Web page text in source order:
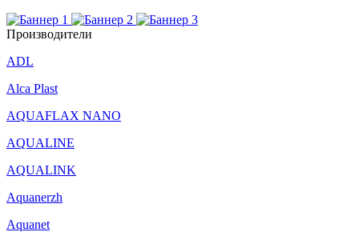
Производители
ADL
Alca Plast
AQUAFLAX NANO
AQUALINE
AQUALINK
Aquanerzh
Aquanet